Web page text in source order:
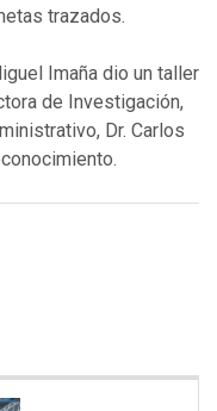
trazados.
Imaña dio un taller
de Investigación,
Dr. Carlos